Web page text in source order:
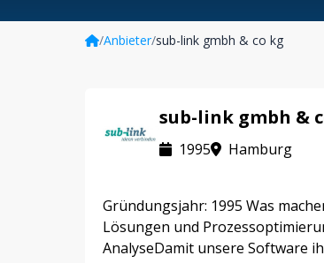
/Anbieter/sub-link gmbh & co kg
sub-link gmbh &
1995 Hamburg
Gründungsjahr: 1995 Was
Lösungen und
AnalyseDamit unsere Software